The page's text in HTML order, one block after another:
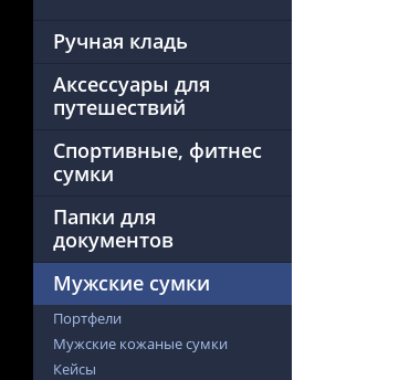
Ручная кладь
Аксессуары для
путешествий
Спортивные, фитнес
сумки
Папки для
документов
Мужские сумки
Портфели
Мужские кожаные сумки
Кейсы